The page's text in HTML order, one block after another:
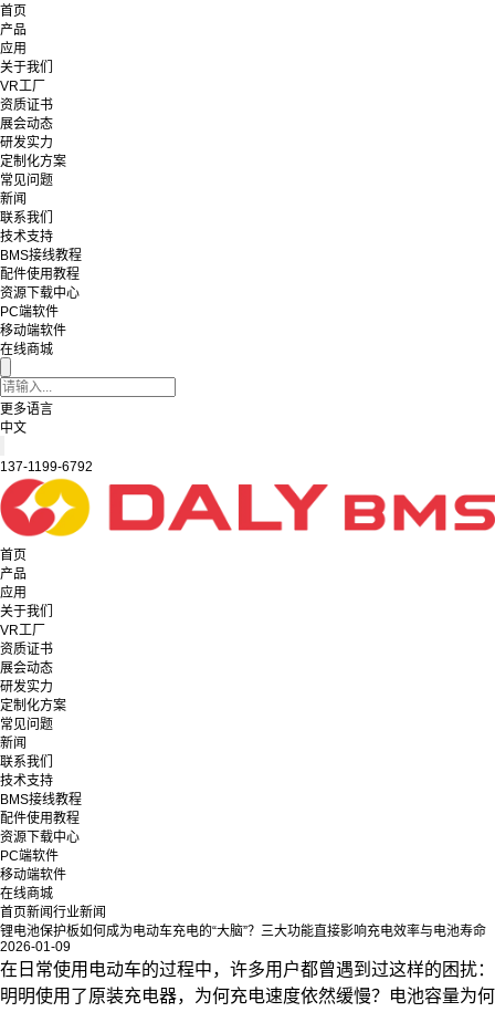
首页
产品
应用
关于我们
VR工厂
资质证书
展会动态
研发实力
定制化方案
常见问题
新闻
联系我们
技术支持
BMS接线教程
配件使用教程
资源下载中心
PC端软件
移动端软件
在线商城
更多语言
中文
137-1199-6792
首页
产品
应用
关于我们
VR工厂
资质证书
展会动态
研发实力
定制化方案
常见问题
新闻
联系我们
技术支持
BMS接线教程
配件使用教程
资源下载中心
PC端软件
移动端软件
在线商城
首页新闻行业新闻
锂电池保护板如何成为电动车充电的“大脑”？三大功能直接影响充电效率与电池寿命
2026-01-09
在日常使用电动车的过程中，许多用户都曾遇到过这样的困扰：
明明使用了原装充电器，为何充电速度依然缓慢？电池容量为何